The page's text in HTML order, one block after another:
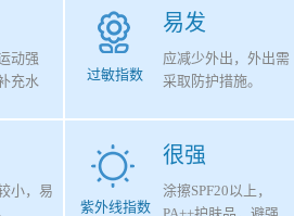
动强
充水
易发
过敏指数
应减少外出，外出需
采取防护措施。
小，易
很强
紫外线指数
涂擦SPF20以上，